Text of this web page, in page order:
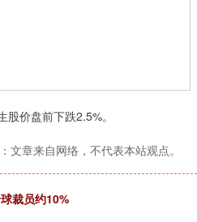
价盘前下跌2.5%。
文章来自网络，不代表本站观点。
裁员约10%